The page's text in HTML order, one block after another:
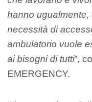
hanno ugualmente,
necessità di
ambulatorio vuole
ai bisogni di tutti”,
EMERGENCY.